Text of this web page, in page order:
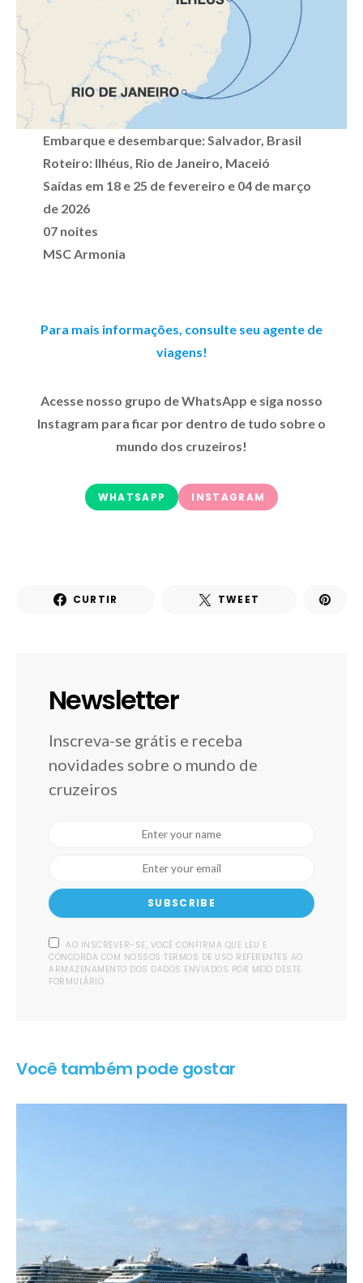
Embarque e desembarque: Salvador, Brasil
Roteiro: Ilhéus, Rio de Janeiro, Maceió
Saídas em 18 e 25 de fevereiro e 04 de março
de 2026
07 noites
MSC Armonia
Para mais informações, consulte seu agente de
viagens!
Acesse nosso grupo de WhatsApp e siga nosso
Instagram para ficar por dentro de tudo sobre o
mundo dos cruzeiros!
WHATSAPP INSTAGRAM
CURTIR TWEET
Newsletter
Inscreva-se grátis e receba
novidades sobre o mundo de
cruzeiros
SUBSCRIBE
AO INSCREVER-SE, VOCÊ CONFIRMA QUE LEU E
CONCORDA COM NOSSOS TERMOS DE USO REFERENTES AO
ARMAZENAMENTO DOS DADOS ENVIADOS POR MEIO DESTE
FORMULÁRIO.
Você também pode gostar